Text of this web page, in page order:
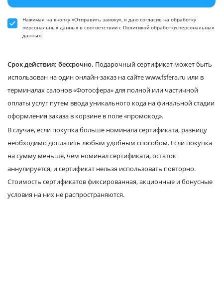
Нажимая на кнопку «Отправить заявку», я даю согласие на обработку
персональных данных в соответствии с Политикой обработки персональных
данных.
Срок действия: бессрочно. Подарочный сертификат может быть
использован на один онлайн-заказ на сайте www.fsfera.ru или в
терминалах салонов «Фотосфера» для полной или частичной
оплаты услуг путем ввода уникального кода на финальной стадии
оформления заказа в корзине в поле «промокод».
В случае, если покупка больше номинала сертификата, разницу
необходимо доплатить любым удобным способом. Если покупка
на сумму меньше, чем номинал сертификата, остаток
аннулируется, и сертификат нельзя использовать повторно.
Стоимость сертификатов фиксированная, акционные и бонусные
условия на них не распространяются.